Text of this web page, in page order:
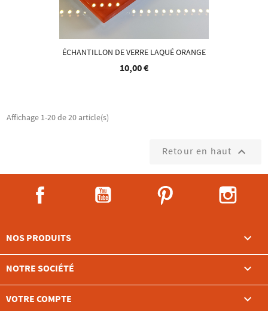
ÉCHANTILLON DE VERRE LAQUÉ ORANGE
10,00 €
Affichage 1-20 de 20 article(s)
Retour en haut 
NOS PRODUITS 
NOTRE SOCIÉTÉ 
VOTRE COMPTE 